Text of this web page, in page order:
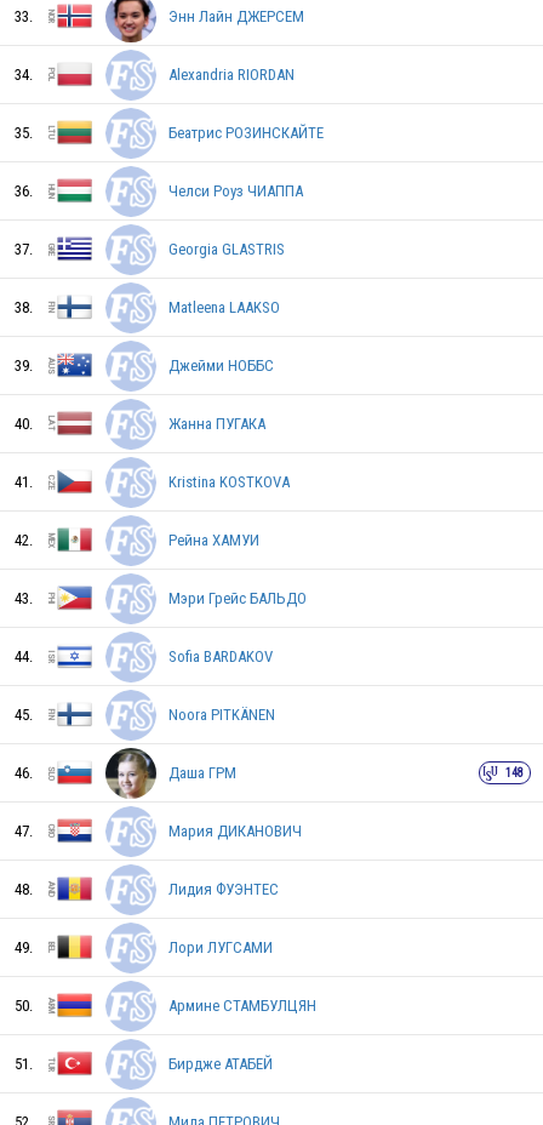
EST
JPN
TPE
CHN
UKR
ESP
CAN
KOR
GBR
BLR
BUL
33. Энн Лайн ДЖЕРСЕМ
34. Alexandria RIORDAN
35. Беатрис РОЗИНСКАЙТЕ
36. Челси Роуз ЧИАППА
37. Georgia GLASTRIS
38. Matleena LAAKSO
39. Джейми НОББС
40. Жанна ПУГАКА
41. Kristina KOSTKOVA
42. Рейна ХАМУИ
43. Мэри Грейс БАЛЬДО
44. Sofia BARDAKOV
45. Noora PITKÄNEN
46. Даша ГРМ 148
47. Мария ДИКАНОВИЧ
48. Лидия ФУЭНТЕС
49. Лори ЛУГСАМИ
50. Армине СТАМБУЛЦЯН
51. Бирдже АТАБЕЙ